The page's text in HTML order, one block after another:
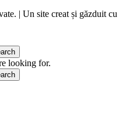
| Un site creat și găzduit cu
looking for.